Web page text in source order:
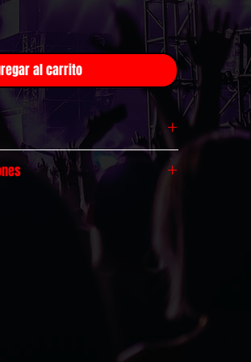
al carrito
México!
$99
: 1 a 4 días hábiles
válido por 30 días.